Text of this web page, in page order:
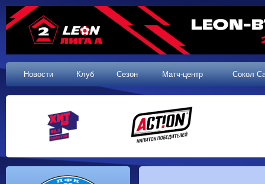
Новости Клуб Сезон Матч-центр Сокол